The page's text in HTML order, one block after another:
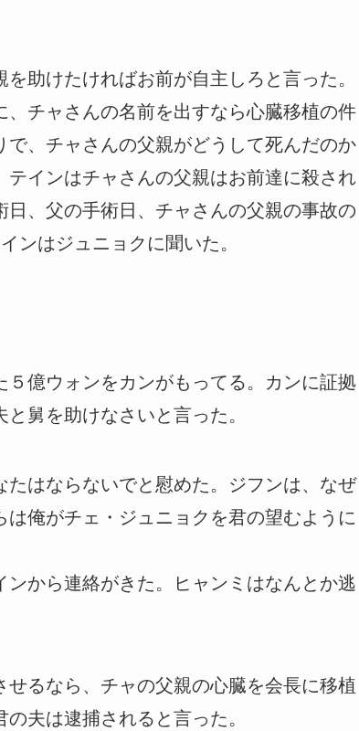
助けたければお前が自主しろと言った。
チャさんの名前を出すなら心臓移植の件
、チャさんの父親がどうして死んだのか
インはチャさんの父親はお前達に殺され
、父の手術日、チャさんの父親の事故の
ンはジュニョクに聞いた。
億ウォンをカンがもってる。カンに証拠
舅を助けなさいと言った。
はならないでと慰めた。ジフンは、なぜ
俺がチェ・ジュニョクを君の望むように
から連絡がきた。ヒャンミはなんとか逃
るなら、チャの父親の心臓を会長に移植
夫は逮捕されると言った。